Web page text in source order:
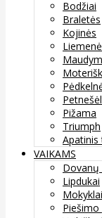
Bodžiai
Braletės
Kojinės
Pižama
Triumph
Apatinis
VAIKAMS
Dovanų
Lipdukai
Mokyklai